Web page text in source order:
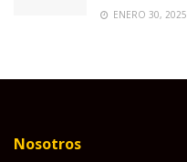
ENERO 30, 2025
Nosotros